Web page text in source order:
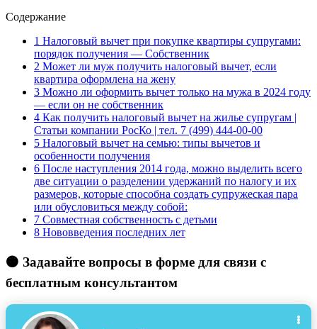
Содержание
1 Налоговый вычет при покупке квартиры супругами:
порядок получения — Собственник
2 Может ли муж получить налоговый вычет, если
квартира оформлена на жену
3 Можно ли оформить вычет только на мужа в 2024 году
— если он не собственник
4 Как получить налоговый вычет на жилье супругам |
Статьи компании РосКо | тел. 7 (499) 444-00-00
5 Налоговый вычет на семью: типы вычетов и
особенности получения
6 После наступления 2014 года, можно выделить всего
две ситуации о разделении удержаний по налогу и их
размеров, которые способна создать супружеская пара
или обусловиться между собой:
7 Совместная собственность с детьми
8 Нововведения последних лет
🟠 Задавайте вопросы в форме для связи с
бесплатным консультантом